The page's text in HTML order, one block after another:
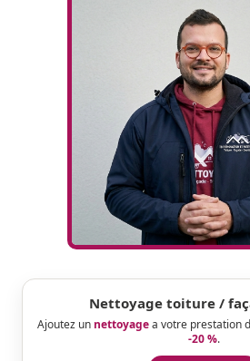
Nettoyage toiture /
Ajoutez un nettoyagea votre prestation
-20 %.